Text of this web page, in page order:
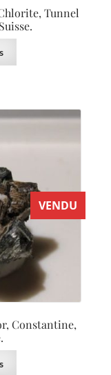
Tunnel
VENDU
Constantine,